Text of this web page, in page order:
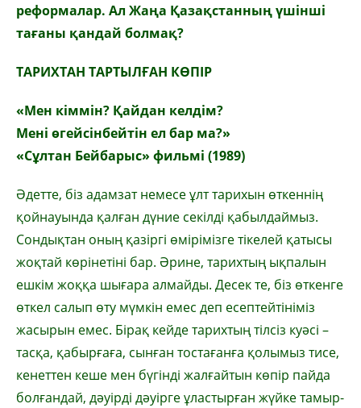
реформалар. Ал Жаңа Қазақстанның үшінші
тағаны қандай болмақ?
ТАРИХТАН ТАРТЫЛҒАН КӨПІР
«Мен кіммін? Қайдан келдім?
Мені өгейсінбейтін ел бар ма?»
«Сұлтан Бейбарыс» фильмі (1989)
Әдетте, біз адамзат немесе ұлт тари­хын өткеннің
қойнауында қалған дү­ние се­кілді қабылдаймыз.
Сондықтан оның қазіргі өмі­рімізге тікелей қатысы
жоқ­тай көрі­не­тіні бар. Әрине, тарих­тың ықпа­лын
ешкім жоқ­қа шығара алмайды. Де­сек те, біз өткен­ге
өткел салып өту мүм­кін емес деп есептей­тіні­міз
жасырын емес. Бірақ кейде тарихтың тіл­сіз куәсі –
тас­қа, қабырғаға, сынған тос­та­ғанға қо­лы­мыз тисе,
кенеттен кеше мен бүгінді жал­ғайтын көпір пайда
бол­ған­дай, дәуір­ді дәуірге ұластырған жүйке та­мыр­­